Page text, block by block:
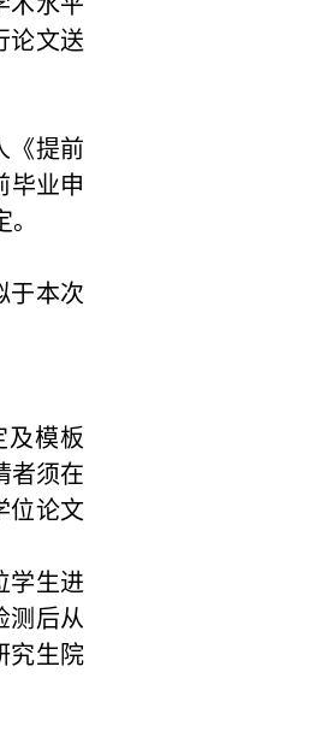
论文送
《提前
毕业申
于本次
及模板
者须在
位论文
学生进
测后从
究生院